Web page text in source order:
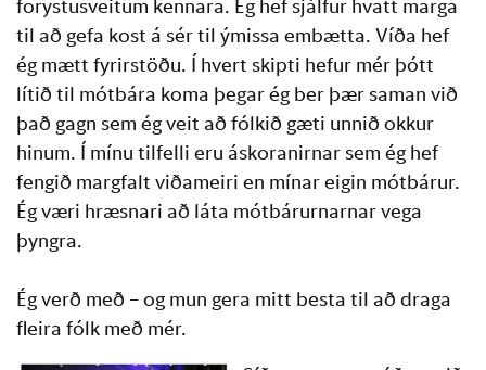
forystusveitum kennara. Ég hef sjálfur hvatt marga
til að gefa kost á sér til ýmissa embætta. Víða hef
ég mætt fyrirstöðu. Í hvert skipti hefur mér þótt
lítið til mótbára koma þegar ég ber þær saman við
það gagn sem ég veit að fólkið gæti unnið okkur
hinum. Í mínu tilfelli eru áskoranirnar sem ég hef
fengið margfalt viðameiri en mínar eigin mótbárur.
Ég væri hræsnari að láta mótbárurnarnar vega
þyngra.
Ég verð með – og mun gera mitt besta til að draga
fleira fólk með mér.